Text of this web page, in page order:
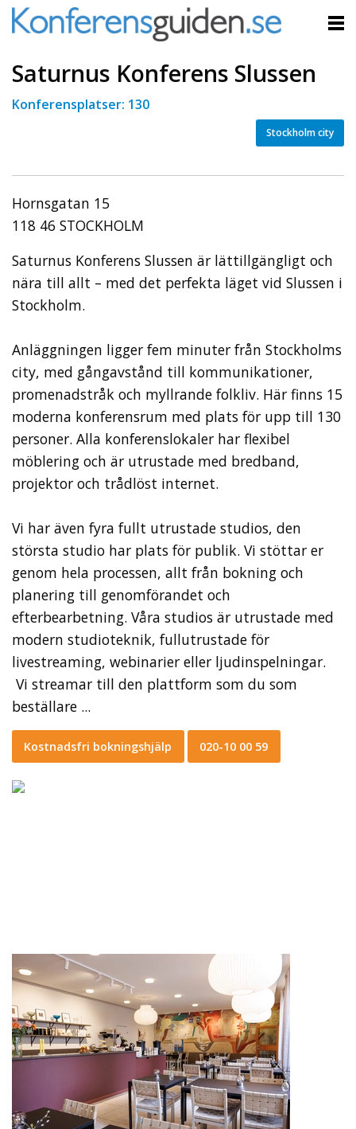
Saturnus Konferens Slussen
Konferensplatser: 130
Stockholm city
Hornsgatan 15
118 46 STOCKHOLM
Saturnus Konferens Slussen är lättillgängligt och
nära till allt – med det perfekta läget vid Slussen i
Stockholm.
Anläggningen ligger fem minuter från Stockholms
city, med gångavstånd till kommunikationer,
promenadstråk och myllrande folkliv. Här finns 15
moderna konferensrum med plats för upp till 130
personer. Alla konferenslokaler har flexibel
möblering och är utrustade med bredband,
projektor och trådlöst internet.
Vi har även fyra fullt utrustade studios, den
största studio har plats för publik. Vi stöttar er
genom hela processen, allt från bokning och
planering till genomförandet och
efterbearbetning. Våra studios är utrustade med
modern studioteknik, fullutrustade för
livestreaming, webinarier eller ljudinspelningar.
Vi streamar till den plattform som du som
beställare ...
Kostnadsfri bokningshjälp 020-10 00 59